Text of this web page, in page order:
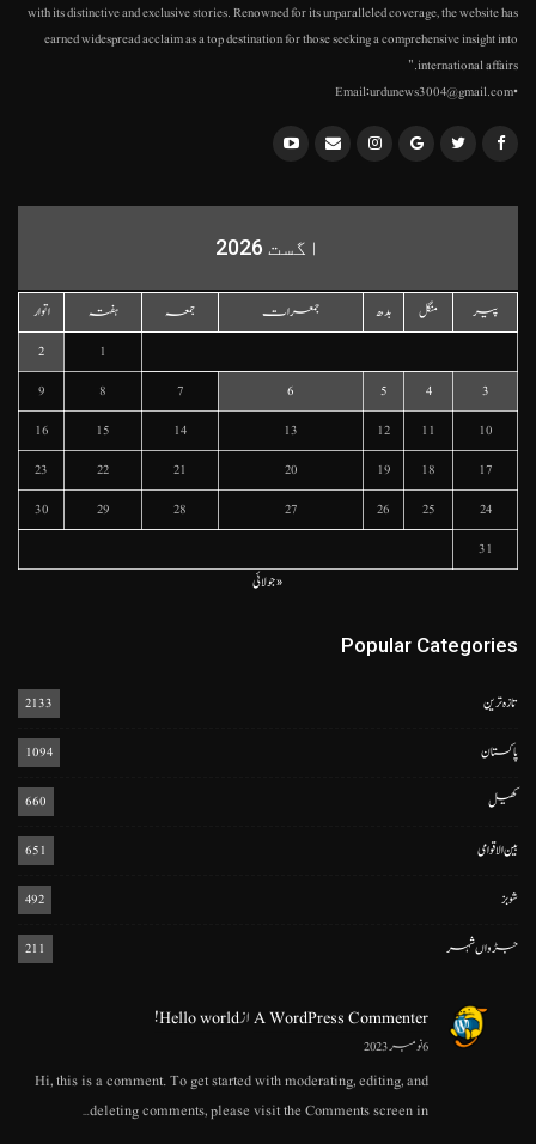
with its distinctive and exclusive stories. Renowned for its unparalleled coverage, the website has
earned widespread acclaim as a top destination for those seeking a comprehensive insight into
international affairs."
•Email:urdunews3004@gmail.com
اگست 2026
پیر منگل بدھ جمعرات جمعہ ہفتہ
اتوار
1
2
3
4
5
6
7
8
9
10
11
12
13
14
15
16
17
18
19
20
21
22
23
24
25
26
27
28
29
30
31
« جولائی
Popular Categories
تازہ ترین 2133
پاکستان 1094
کھیل 660
بین الاقوامی 651
شوبز 492
جڑواں شہر 211
A WordPress CommenterازHello world!
6 نومبر 2023
Hi, this is a comment. To get started with moderating, editing, and
deleting comments, please visit the Comments screen in…